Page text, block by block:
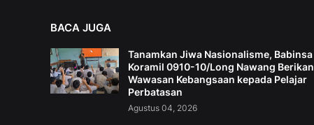
BACA JUGA
Tanamkan Jiwa Nasionalisme, Babinsa
Koramil 0910-10/Long Nawang Berikan
Wawasan Kebangsaan kepada Pelajar
Perbatasan
Agustus 04, 2026